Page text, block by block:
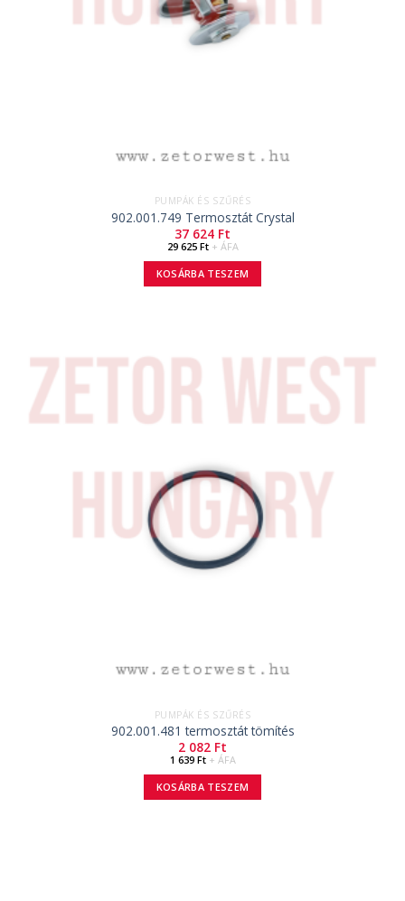
PUMPÁK ÉS SZŰRÉS
902.001.749 Termosztát Crystal
37 624 Ft
29 625 Ft+ ÁFA
KOSÁRBA TESZEM
PUMPÁK ÉS SZŰRÉS
902.001.481 termosztát tömítés
2 082 Ft
1 639 Ft+ ÁFA
KOSÁRBA TESZEM